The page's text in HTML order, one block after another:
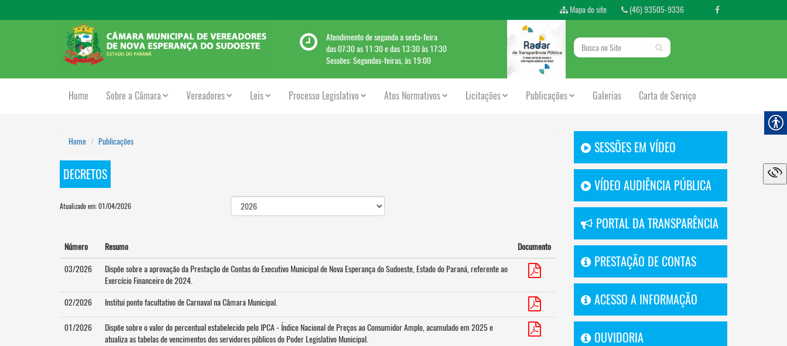
Mapa do site (46) 93505-9336
Atendimento de segunda a sexta-feira
das 07:30 as 11:30 e das 13:30 às 17:30
Sessões: Segundas-feiras, às 19:00
Home Sobre a Câmara Vereadores Leis Processo Legislativo Atos Normativos Licitações Publicações Galerias Carta de Serviço
Home Publicações
DECRETOS
Atualizado em: 01/04/2026
Número Resumo
Documento
03/2026
Dispõe sobre a aprovação da Prestação de Contas do Executivo Municipal de Nova Esperança do Sudoeste, Estado do Paraná, referente ao
Exercício Financeiro de 2024.
02/2026
Institui ponto facultativo de Carnaval na Câmara Municipal.
01/2026
Dispõe sobre o valor do percentual estabelecido pelo IPCA - Índice Nacional de Preços ao Consumidor Amplo, acumulado em 2025 e
atualiza as tabelas de vencimentos dos servidores públicos do Poder Legislativo Municipal.
SESSÕES EM VÍDEO
VÍDEO AUDIÊNCIA PÚBLICA
PORTAL DA TRANSPARÊNCIA
PRESTAÇÃO DE CONTAS
ACESSO A INFORMAÇÃO
OUVIDORIA